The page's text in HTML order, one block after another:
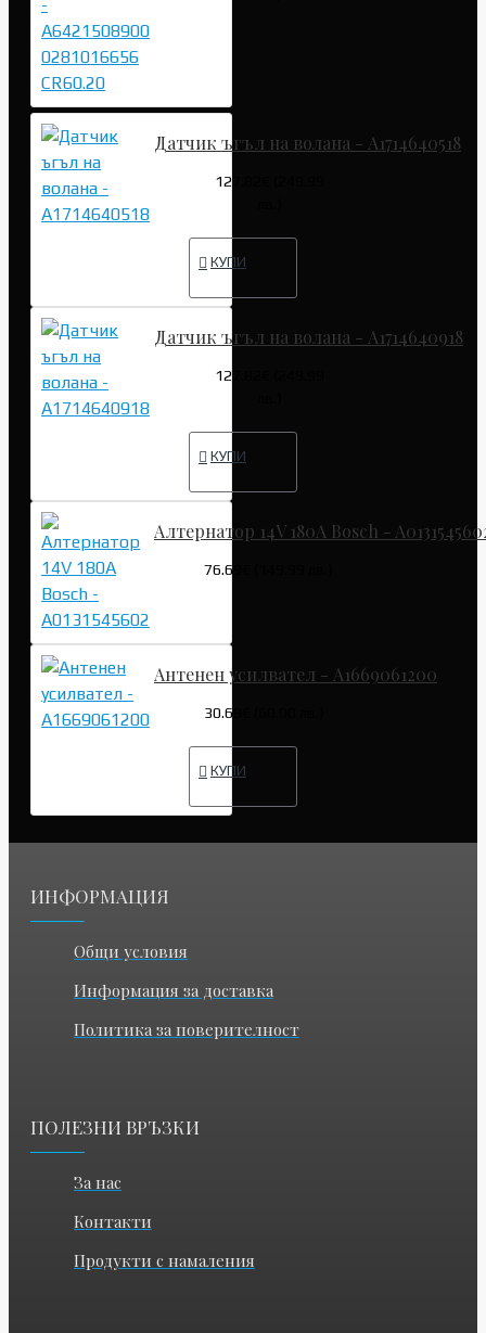
Датчик ъгъл на волана - A1714640518
127.82€ (249.99
КУПИ
Датчик ъгъл на волана - A1714640918
127.82€ (249.99
КУПИ
Алтернатор 14V 180A Bosch -
76.69€ (149.99 лв.)
Антенен усилвател - A1669061200
30.68€ (60.00 лв.)
КУПИ
ИНФОРМАЦИЯ
Общи условия
Информация за доставка
Политика за поверителност
ПОЛЕЗНИ ВРЪЗКИ
За нас
Контакти
Продукти с намаления